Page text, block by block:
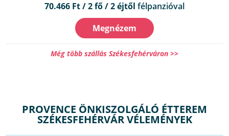
70.466 Ft / 2 fő / 2 éjtől félpanzióval
Megnézem
Még több szállás Székesfehérváron >>
PROVENCE ÖNKISZOLGÁLÓ ÉTTEREM
SZÉKESFEHÉRVÁR VÉLEMÉNYEK